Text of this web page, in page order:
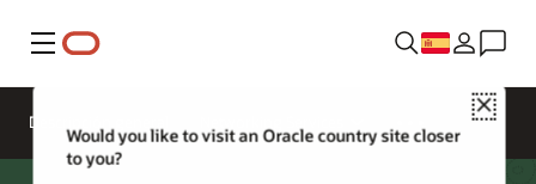
Menú
Close
Would you like to visit an Oracle country site closer
to you?
Descripción general